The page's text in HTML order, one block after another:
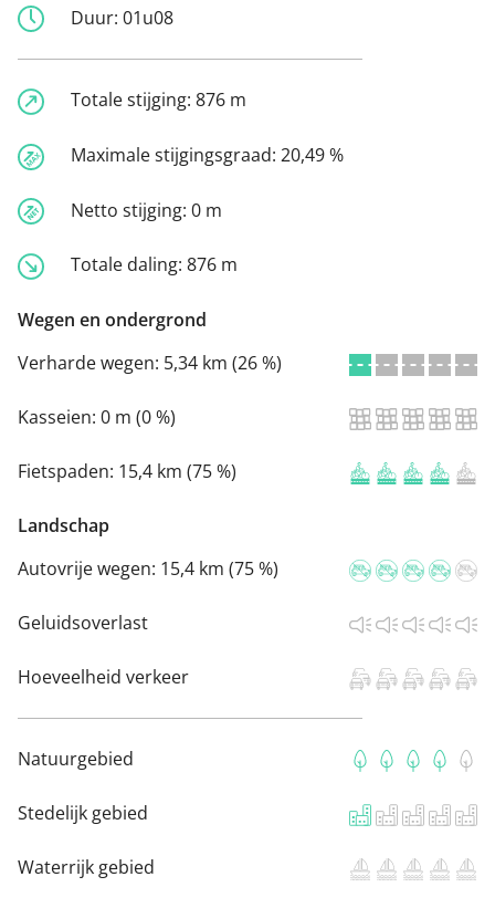
Duur: 01u08
Totale stijging: 876 m
Maximale stijgingsgraad: 20,49 %
Netto stijging: 0 m
Totale daling: 876 m
Wegen en ondergrond
Verharde wegen: 5,34 km (26 %)
Kasseien: 0 m (0 %)
Fietspaden: 15,4 km (75 %)
Landschap
Autovrije wegen: 15,4 km (75 %)
Geluidsoverlast
Hoeveelheid verkeer
Natuurgebied
Stedelijk gebied
Waterrijk gebied